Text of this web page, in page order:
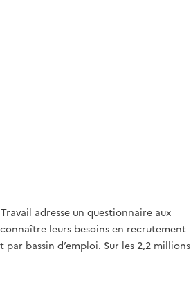
adresse un questionnaire aux
leurs besoins en recrutement
par bassin d’emploi. Sur les 2,2 millions